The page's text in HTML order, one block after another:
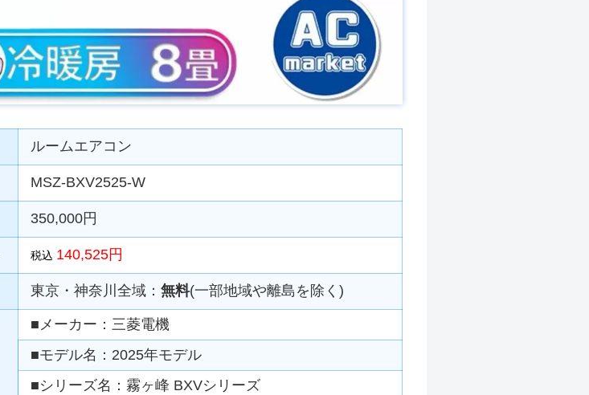
ルームエアコン
MSZ-BXV2525-W
350,000円
税込 140,525円
東京・神奈川全域： 無料(一部地域や離島を除く)
■メーカー：三菱電機
■モデル名：2025年モデル
■シリーズ名：霧ヶ峰 BXVシリーズ